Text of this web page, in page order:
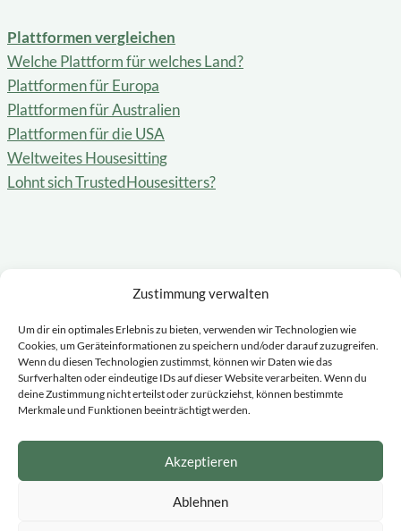
Zustimmung verwalten
Um dir ein optimales Erlebnis zu bieten, verwenden wir Technologien wie
Cookies, um Geräteinformationen zu speichern und/oder darauf zuzugreifen.
Wenn du diesen Technologien zustimmst, können wir Daten wie das
Surfverhalten oder eindeutige IDs auf dieser Website verarbeiten. Wenn du
deine Zustimmung nicht erteilst oder zurückziehst, können bestimmte
Merkmale und Funktionen beeinträchtigt werden.
Akzeptieren
Ablehnen
Plattformen vergleichen
Welche Plattform für welches Land?
Plattformen für Europa
Plattformen für Australien
Plattformen für die USA
Weltweites Housesitting
Lohnt sich TrustedHousesitters?
Erfahrungsberichte
Schreibe für uns
Kontakt
Über uns
*Empfehlungslinks
Datenschutzerklärung